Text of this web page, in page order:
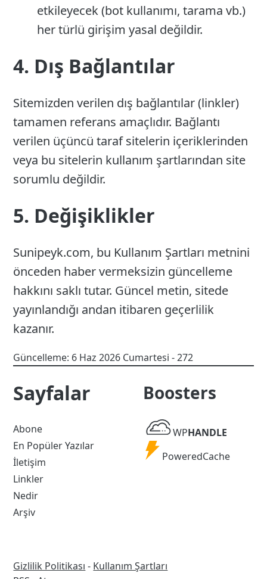
etkileyecek (bot kullanımı, tarama vb.)
her türlü girişim yasal değildir.
4. Dış Bağlantılar
Sitemizden verilen dış bağlantılar (linkler)
tamamen referans amaçlıdır. Bağlantı
verilen üçüncü taraf sitelerin içeriklerinden
veya bu sitelerin kullanım şartlarından site
sorumlu değildir.
5. Değişiklikler
Sunipeyk.com, bu Kullanım Şartları metnini
önceden haber vermeksizin güncelleme
hakkını saklı tutar. Güncel metin, sitede
yayınlandığı andan itibaren geçerlilik
kazanır.
24
19
Güncelleme: 6 Haz 2026 Cumartesi- 272
Sayfalar
Abone
En Popüler Yazılar
İletişim
Linkler
Nedir
Arşiv
Boosters
WP
Handle
WPHANDLE
Powered
PoweredCache
Gizlilik Politikası - Kullanım Şartları